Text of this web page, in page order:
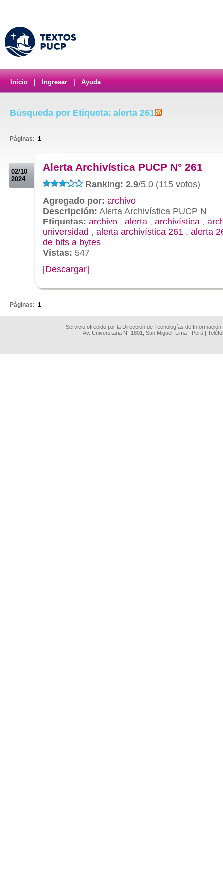
Inicio Ingresar Ayuda
Búsqueda por Etiqueta: alerta 261
Páginas: 1
02/10
2024
Alerta Archivística PUCP N° 261
Ranking: 2.9/5.0 (115 votos)
Agregado por: archivo
Descripción: Alerta Archivística PUCP N
Etiquetas: archivo , alerta , archivística ,
universidad , alerta archivística 261 , alerta
de bits a bytes
Vistas: 547
[Descargar]
Páginas: 1
Servicio ofrecido por la Dirección de Tecnologías de
Av. Universitaria N° 1801, San Miguel, Lima - Perú |